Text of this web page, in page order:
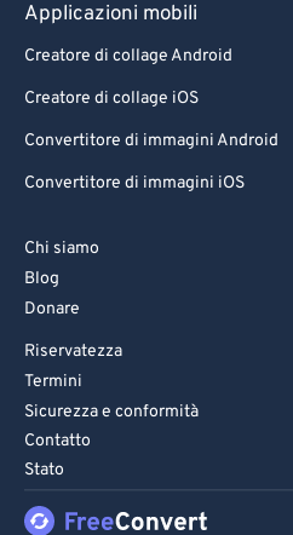
Applicazioni mobili
Creatore di collage Android
Creatore di collage iOS
Convertitore di immagini Android
Convertitore di immagini iOS
Chi siamo
Blog
Donare
Riservatezza
Termini
Sicurezza e conformità
Contatto
Stato